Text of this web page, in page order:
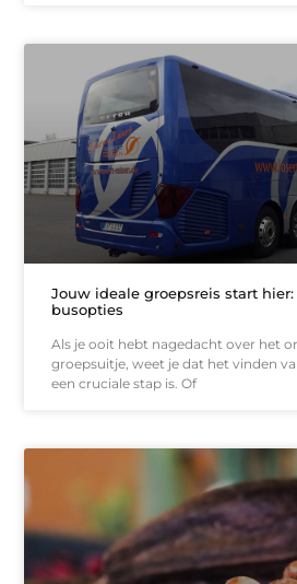
Jouw ideale groepsreis start
busopties
Als je ooit hebt nagedacht over het
groepsuitje, weet je dat het vinden
een cruciale stap is. Of